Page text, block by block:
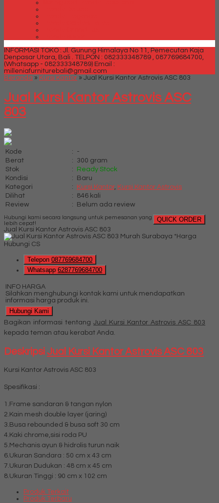
INFORMASI TOKO : Jl. Gunung Himalaya No 11, Pemecutan Kaja
Denpasar Utara, Bali . TELPON : 082333348789 , 087769684700,
(Whatsapp - 082333348789) Email :
milleniafurniturebali@gmail.com
Beranda » Kursi Kantor » Jual Kursi Kantor Astrovis ASC 803
Jual Kursi Kantor Astrovis ASC
803
Kode :
-
Berat
:
300 gram
Stok
:
Ready Stock
Kondisi
:
Baru
Kategori
: Kursi Kantor, Kursi Kantor Astrovis
Dilihat
:
846 kali
Review
: Belum ada review
QUICK ORDER
Hubungi kami secara langsung untuk pemesanan yang
lebih cepat!
Jual Kursi Kantor Astrovis ASC 803
*Harga
Hubungi CS
Telepon 087769684700
Whatsapp 6287769684700
INFO HARGA
Silahkan menghubungi kontak kami untuk mendapatkan
informasi harga produk ini.
Hubungi Kami
Bagikan informasi tentang Jual Kursi Kantor Astrovis ASC 803
kepada teman atau kerabat Anda.
DeskripsiJual Kursi Kantor Astrovis ASC 803
Kursi Kantor Astrovis ASC 803
Spesifikasi :
1.Frame sandaran & tangan nylon
2.Kain mesh double layer (jaring)
3.Busa rebounded & busa soft 30 cm
4.Kaki chrome,sisi roda PU
5.Mechanis ayun & hidrolis turun naik
6.Ukuran Sandara : 50 cm x 43 cm
7.Ukuran Dudukan : 48 cm x 45 cm
8.Ukuran Tinggi : 90 cm x 102 cm
Produk Terkait
Produk Terbaru